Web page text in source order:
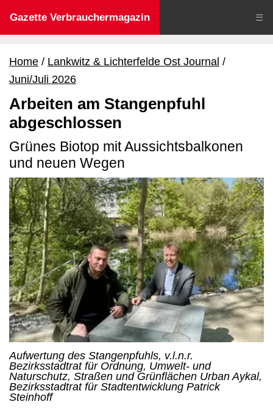
Gazette Verbrauchermagazin ☰
Home
Lankwitz & Lichterfelde Ost Journal
Juni/Juli 2026
Arbeiten am Stangenpfuhl
abgeschlossen
Grünes Biotop mit Aussichtsbalkonen
und neuen Wegen
Aufwertung des Stangenpfuhls, v.l.n.r.
Bezirksstadtrat für Ordnung, Umwelt- und
Naturschutz, Straßen und Grünflächen Urban Aykal,
Bezirksstadtrat für Stadtentwicklung Patrick
Steinhoff